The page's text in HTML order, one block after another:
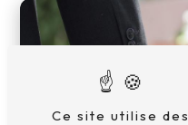
Ce site utilise des